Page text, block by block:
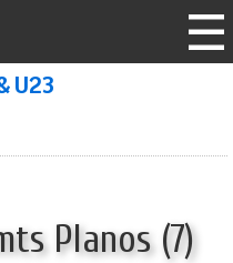
U23
Planos (7)